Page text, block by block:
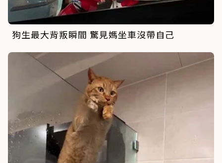
狗生最大背叛瞬間 驚見媽坐車沒帶自己